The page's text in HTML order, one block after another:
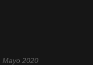
Mayo 2020